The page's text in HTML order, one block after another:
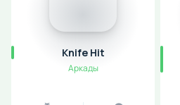
Knife Hit
Аркады